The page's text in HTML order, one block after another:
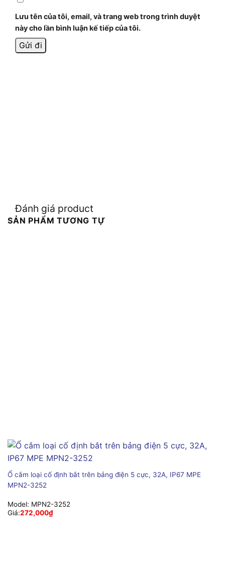
Lưu tên của tôi, email, và trang web trong trình duyệt
này cho lần bình luận kế tiếp của tôi.
Đánh giá product
SẢN PHẨM TƯƠNG TỰ
Ổ cắm loại cố định bắt trên bảng điện 5 cực, 32A, IP67 MPE
MPN2-3252
Model: MPN2-3252
Giá:272,000₫